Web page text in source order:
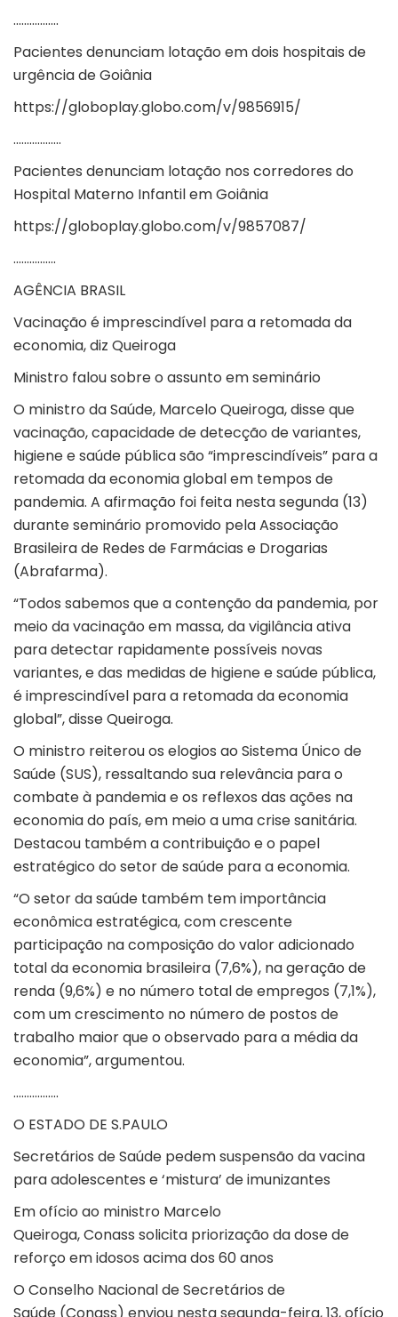
……………..
Pacientes denunciam lotação em dois hospitais de
urgência de Goiânia
https://globoplay.globo.com/v/9856915/
………………
Pacientes denunciam lotação nos corredores do
Hospital Materno Infantil em Goiânia
https://globoplay.globo.com/v/9857087/
…………….
AGÊNCIA BRASIL
Vacinação é imprescindível para a retomada da
economia, diz Queiroga
Ministro falou sobre o assunto em seminário
O ministro da Saúde, Marcelo Queiroga, disse que
vacinação, capacidade de detecção de variantes,
higiene e saúde pública são “imprescindíveis” para a
retomada da economia global em tempos de
pandemia. A afirmação foi feita nesta segunda (13)
durante seminário promovido pela Associação
Brasileira de Redes de Farmácias e Drogarias
(Abrafarma).
“Todos sabemos que a contenção da pandemia, por
meio da vacinação em massa, da vigilância ativa
para detectar rapidamente possíveis novas
variantes, e das medidas de higiene e saúde pública,
é imprescindível para a retomada da economia
global”, disse Queiroga.
O ministro reiterou os elogios ao Sistema Único de
Saúde (SUS), ressaltando sua relevância para o
combate à pandemia e os reflexos das ações na
economia do país, em meio a uma crise sanitária.
Destacou também a contribuição e o papel
estratégico do setor de saúde para a economia.
“O setor da saúde também tem importância
econômica estratégica, com crescente
participação na composição do valor adicionado
total da economia brasileira (7,6%), na geração de
renda (9,6%) e no número total de empregos (7,1%),
com um crescimento no número de postos de
trabalho maior que o observado para a média da
economia”, argumentou.
……………..
O ESTADO DE S.PAULO
Secretários de Saúde pedem suspensão da vacina
para adolescentes e ‘mistura’ de imunizantes
Em ofício ao ministro Marcelo
Queiroga, Conass solicita priorização da dose de
reforço em idosos acima dos 60 anos
O Conselho Nacional de Secretários de